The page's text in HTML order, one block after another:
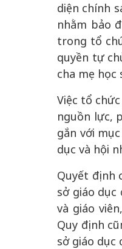
diện chính
nhằm bảo
trong tổ
quyền tự
cha mẹ học
Việc tổ
nguồn lực,
gắn với
dục và hội
Quyết định
sở giáo
và giáo
Quy định
sở giáo dục